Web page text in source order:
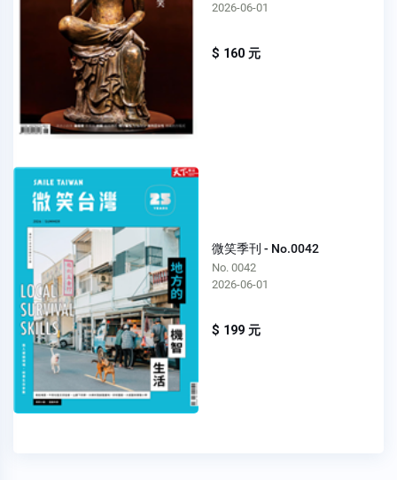
2026-06-01
$ 160 元
微笑季刊 - No.0042
No. 0042
2026-06-01
$ 199 元